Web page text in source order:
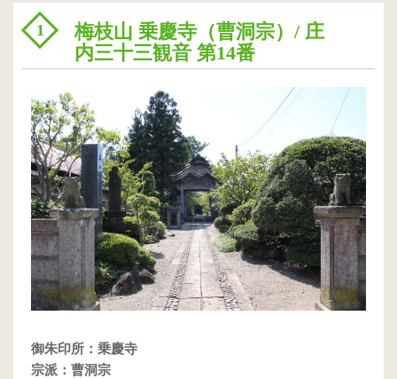
1
梅枝山 乗慶寺（曹洞宗）/ 庄
内三十三観音 第14番
御朱印所：乗慶寺
宗派：曹洞宗